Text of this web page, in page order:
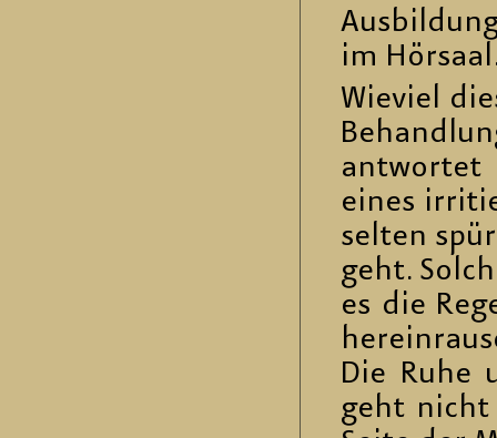
im
Wie­viel
ant­wor­tet
eines
sel­ten
geht.
es die
Die Ruhe
geht nicht